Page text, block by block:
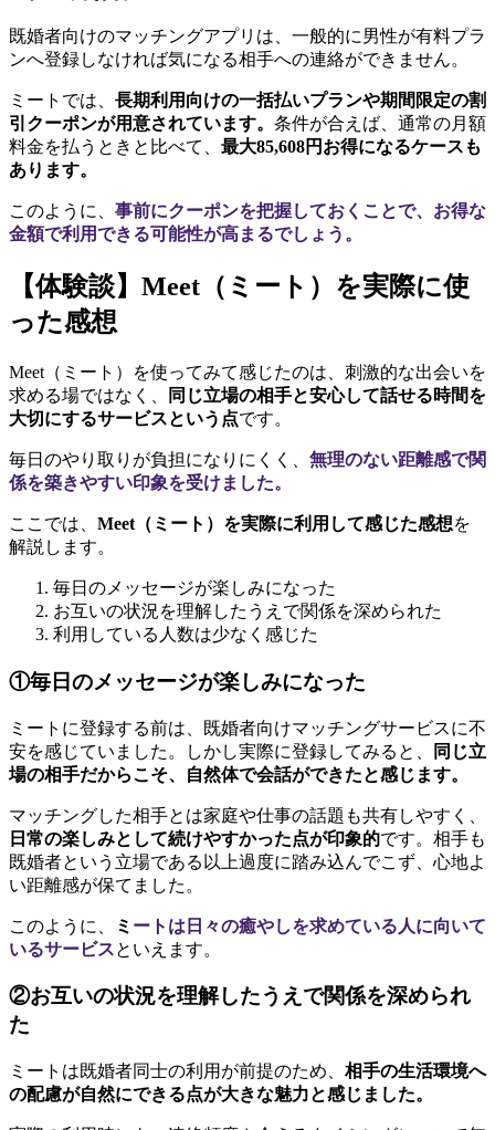
既婚者向けのマッチングアプリは、一般的に男性が有料プラ
ンへ登録しなければ気になる相手への連絡ができません。
ミートでは、 長期利用向けの一括払いプランや期間限定の割
引クーポンが用意されています。 条件が合えば、通常の月額
料金を払うときと比べて、 最大85,608円お得になるケースも
あります。
このように、 事前にクーポンを把握しておくことで、お得な
金額で利用できる可能性が高まるでしょう。
【体験談】Meet（ミート）を実際に使
った感想
Meet（ミート）を使ってみて感じたのは、刺激的な出会いを
求める場ではなく、
同じ立場の相手と安心して話せる時間を
大切にするサービスという点です。
毎日のやり取りが負担になりにくく、 無理のない距離感で関
係を築きやすい印象を受けました。
ここでは、 Meet（ミート）を実際に利用して感じた感想を
解説します。
毎日のメッセージが楽しみになった
お互いの状況を理解したうえで関係を深められた
利用している人数は少なく感じた
①毎日のメッセージが楽しみになった
ミートに登録する前は、既婚者向けマッチングサービスに不
安を感じていました。しかし実際に登録してみると、
同じ立
場の相手だからこそ、自然体で会話ができたと感じます。
マッチングした相手とは家庭や仕事の話題も共有しやすく、
日常の楽しみとして続けやすかった点が印象的です。相手も
既婚者という立場である以上過度に踏み込んでこず、心地よ
い距離感が保てました。
このように、 ミ ートは日々の癒やしを求めている人に向いて
いるサービスといえます。
②お互いの状況を理解したうえで関係を深められ
た
ミートは既婚者同士の利用が前提のため、 相手の生活環境へ
の配慮が自然にできる点が大きな魅力と感じました。